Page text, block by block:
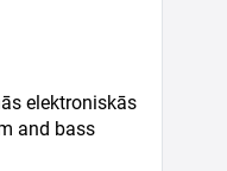
elektroniskās
and bass